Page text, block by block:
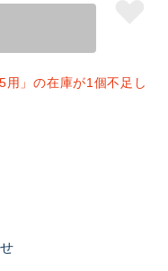
」の在庫が1個不足し